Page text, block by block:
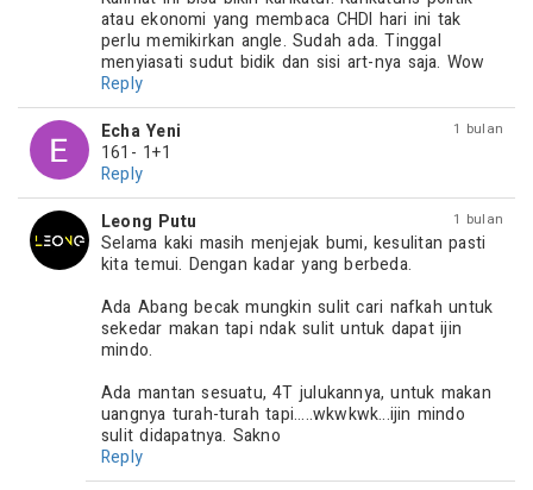
atau ekonomi yang membaca CHDI hari ini tak
perlu memikirkan angle. Sudah ada. Tinggal
menyiasati sudut bidik dan sisi art-nya saja. Wow
Reply
1 bulan
Echa Yeni
161- 1+1
Reply
1 bulan
Leong Putu
Selama kaki masih menjejak bumi, kesulitan pasti
kita temui. Dengan kadar yang berbeda.
Ada Abang becak mungkin sulit cari nafkah untuk
sekedar makan tapi ndak sulit untuk dapat ijin
mindo.
Ada mantan sesuatu, 4T julukannya, untuk makan
uangnya turah-turah tapi.....wkwkwk...ijin mindo
sulit didapatnya. Sakno
Reply